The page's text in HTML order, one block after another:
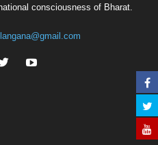
consciousness of Bharat.